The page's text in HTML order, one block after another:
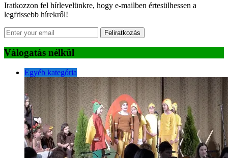
Iratkozzon fel hírlevelünkre, hogy e-mailben értesülhessen a
legfrissebb hírekről!
Feliratkozás
Válogatás nélkül
Egyéb kategória